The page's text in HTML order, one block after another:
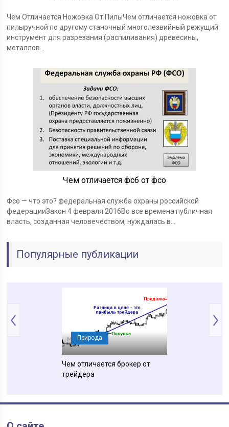
Чем Отличается Ножовка От ПилыЧем отличается ножовка от
пилыручной по другому станочный многолезвийный режущий
инструмент для разрезания (распиливания) древесины,
металлов…
Чем отличается фсб от фсо
Фсо — что это? федеральная служба охраны российской
федерацииЗакон 4 февраля 2016Во все времена публичная
власть, созданная человечеством, нуждалась в…
Популярные публикации
Природа
Чем отличается брокер от
трейдера